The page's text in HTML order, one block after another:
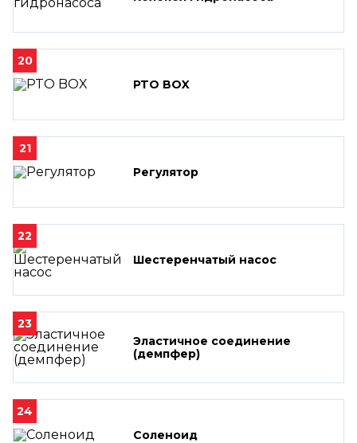
20
PTO BOX
21
Регулятор
22
Шестеренчатый насос
23
Эластичное соединение
(демпфер)
24
Соленоид